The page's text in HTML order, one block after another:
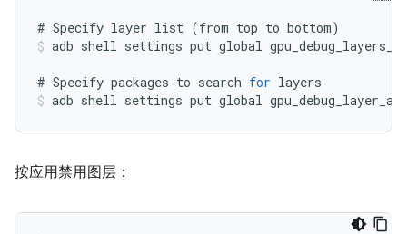
# Specify layer list (from top to bottom)
adb shell settings put global
# Specify packages to search for layers
adb shell settings put global gpu_debug_layer_app
按应用禁用图层：